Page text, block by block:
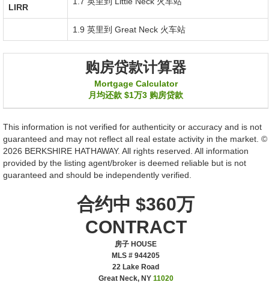
LIRR
1.9 英里到 Great Neck 火车站
购房贷款计算器
Mortgage Calculator
月均还款 $1万3 购房贷款
This information is not verified for authenticity or accuracy and is not
guaranteed and may not reflect all real estate activity in the market. ©
2026 BERKSHIRE HATHAWAY. All rights reserved. All information
provided by the listing agent/broker is deemed reliable but is not
guaranteed and should be independently verified.
合约中 $360万
CONTRACT
房子 HOUSE
MLS # 944205
‎22 Lake Road
Great Neck, NY 11020